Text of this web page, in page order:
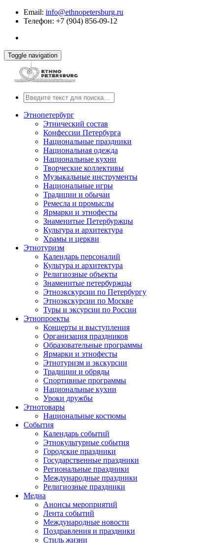
Email: info@ethnopetersburg.ru
Телефон: +7 (904) 856-09-12
Toggle navigation
Этнопетербург
Этнический состав
Конфессии Петербурга
Национальные праздники
Национальная одежда
Национальные кухни
Творческие коллективы
Музыкальные инструменты
Национальные игры
Традиции и обычаи
Ремесла и промыслы
Ярмарки и этнофесты
Знаменитые Петербуржцы
Культура и архитектура
Храмы и церкви
Этнотуризм
Календарь персоналий
Культура и архитектура
Религиозные объекты
Знаменитые петербуржцы
Этноэкскурсии по Петербургу
Этноэкскурсии по Москве
Туры и эксурсии по России
Этнопроекты
Концерты и выступления
Организация праздников
Образовательные программы
Ярмарки и этнофесты
Этнотуризм и экскурсии
Традиции и обряды
Спортивные программы
Национальные кухни
Уроки дружбы
Этнотовары
Национальные костюмы
События
Календарь событий
Этнокультурные события
Городские праздники
Государственные праздники
Региональные праздники
Международные праздники
Религиозные праздники
Медиа
Анонсы мероприятий
Лента событий
Международные новости
Поздравления и праздники
Cтиль жизни